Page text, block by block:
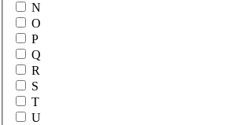
N
O
P
Q
R
S
T
U